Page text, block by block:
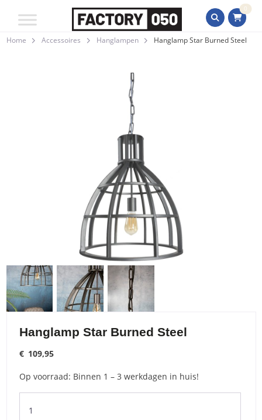
0
Home Accessoires Hanglampen Hanglamp Star Burned Steel
Hanglamp Star Burned Steel
€ 109,95
Op voorraad: Binnen 1 – 3 werkdagen in huis!
Star